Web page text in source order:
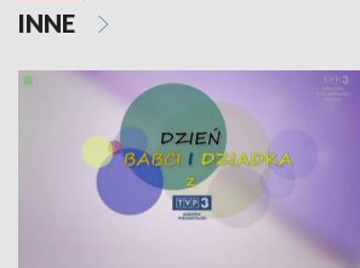
INNE